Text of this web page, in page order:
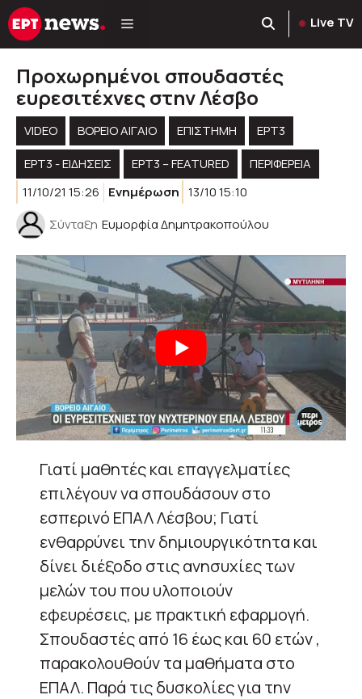
Μετάβαση
σε
Live TV
Προχωρημένοι σπουδαστές
ευρεσιτέχνες στην Λέσβο
VIDEO ΒΟΡΕΙΟ ΑΙΓΑΙΟ ΕΠΙΣΤΗΜΗ
ΕΡΤ3
ΕΡΤ3 - ΕΙΔΉΣΕΙΣ
ΕΡΤ3 – FEATURED
ΠΕΡΙΦΈΡΕΙΑ
11/10/21 15:26
Ενημέρωση 13/10 15:10
Σύνταξη Ευμορφία Δημητρακοπούλου
Γιατί μαθητές και επαγγελματίες
επιλέγουν να σπουδάσουν στο
εσπερινό ΕΠΑΛ Λέσβου; Γιατί
ενθαρρύνει την δημιουργικότητα και
δίνει διέξοδο στις ανησυχίες των
μελών του που υλοποιούν
εφευρέσεις, με πρακτική εφαρμογή.
Σπουδαστές από 16 έως και 60 ετών ,
παρακολουθούν τα μαθήματα στο
ΕΠΑΛ. Παρά τις δυσκολίες για την